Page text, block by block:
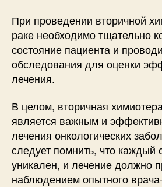
При проведении вторичной
раке необходимо тщательно
состояние пациента и
обследования для оценки
лечения.
В целом, вторичная
является важным и
лечения онкологических
следует помнить, что каждый
уникален, и лечение должно
наблюдением опытного